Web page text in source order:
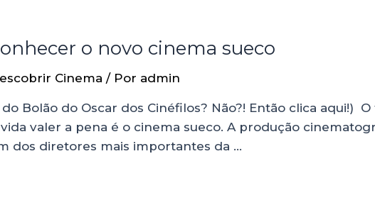
o novo cinema sueco
Cinema / Por admin
Bolão do Oscar dos Cinéfilos? Não?! Então clica aqui!)
valer a pena é o cinema sueco. A produção
dos diretores mais importantes da …